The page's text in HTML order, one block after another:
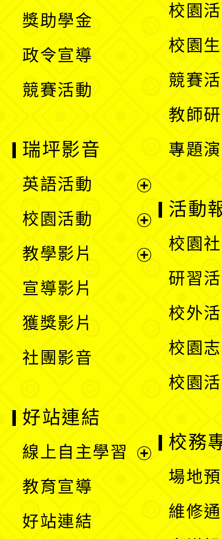
獎助學金
政令宣導
競賽活動
校園
校園
競賽
教師
專題
瑞坪影音
英語活動
選
校園活動
教學影片
宣導影片
獲獎影片
社團影音
活動
校園
研習
校外
校園
校園
好站連結
線上自主學習
教育宣導
好站連結
校務
場地
維修